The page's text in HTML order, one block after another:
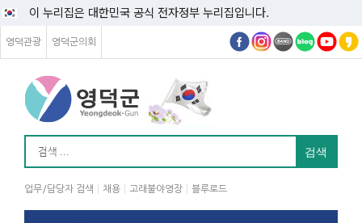
이 누리집은 대한민국 공식 전자정부 누리집입니다.
영덕관광 영덕군의회
업무/담당자 검색 채용 고래불야영장 블루로드